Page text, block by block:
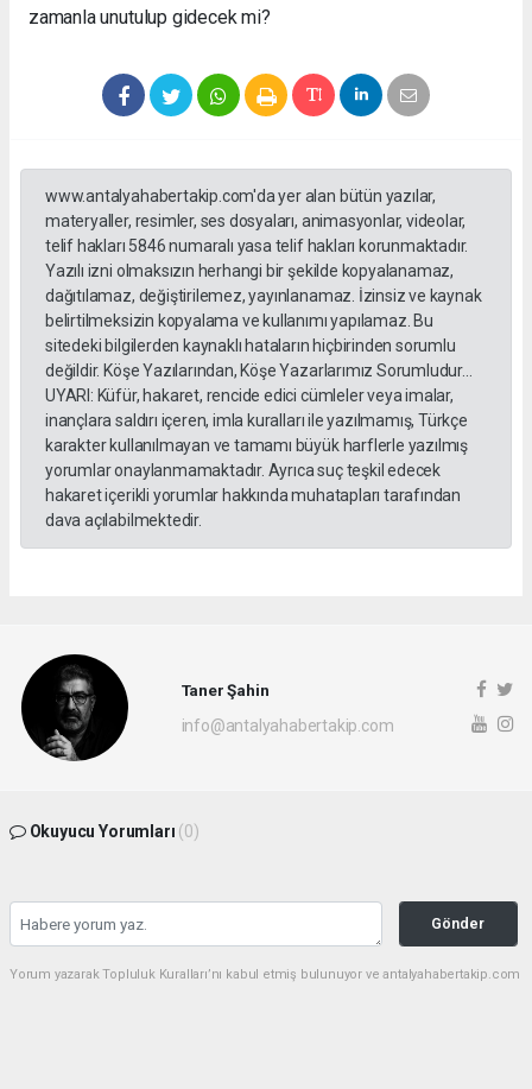
zamanla unutulup gidecek mi?
www.antalyahabertakip.com'da yer alan bütün yazılar,
materyaller, resimler, ses dosyaları, animasyonlar, videolar,
telif hakları 5846 numaralı yasa telif hakları korunmaktadır.
Yazılı izni olmaksızın herhangi bir şekilde kopyalanamaz,
dağıtılamaz, değiştirilemez, yayınlanamaz. İzinsiz ve kaynak
belirtilmeksizin kopyalama ve kullanımı yapılamaz. Bu
sitedeki bilgilerden kaynaklı hataların hiçbirinden sorumlu
değildir. Köşe Yazılarından, Köşe Yazarlarımız Sorumludur...
UYARI: Küfür, hakaret, rencide edici cümleler veya imalar,
inançlara saldırı içeren, imla kuralları ile yazılmamış, Türkçe
karakter kullanılmayan ve tamamı büyük harflerle yazılmış
yorumlar onaylanmamaktadır. Ayrıca suç teşkil edecek
hakaret içerikli yorumlar hakkında muhatapları tarafından
dava açılabilmektedir.
Taner Şahin
info@antalyahabertakip.com
Okuyucu Yorumları (0)
Gönder
Yorum yazarak Topluluk Kuralları’nı kabul etmiş bulunuyor ve antalyahabertakip.com